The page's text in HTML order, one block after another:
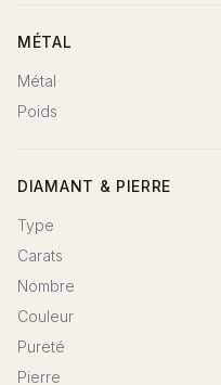
MÉTAL
Métal
Poids
DIAMANT & PIERRE
Type
Carats
Nombre
Couleur
Pureté
Pierre